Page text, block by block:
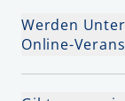
Werden
Online-